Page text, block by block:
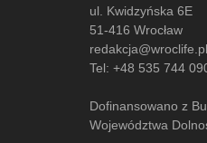
ul. Kwidzyńska 6E
51-416 Wrocław
redakcja@wroclife.pl
Tel: +48 535 744
Dofinansowano z
Województwa